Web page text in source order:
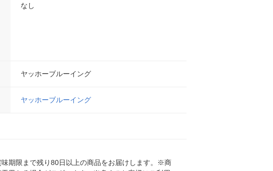
なし
ヤッホーブルーイング
ヤッホーブルーイング
期限まで残り80日以上の商品をお届けします。※商